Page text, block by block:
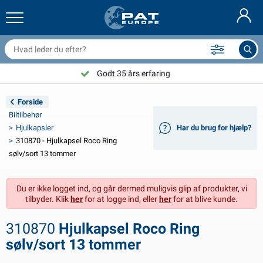
& tilbehør
udstyr til trailer
Belysning
Belysning Aspöck
Belysning Radex
belysning for tilhengere
panel
indvendig
& solprodukter
& 24V tilbehør
og topbetræk
& autocamper udvendig
& bobil invendig
til gas
tilbehør
tilbehør
og beslag
og sjækler
og vedligeholdelse
covers og tilbehør
Brandslukker & brandtæpper
produkter
Nederlands
Deutsch
English
Français
Norsk
Suomalainen
Vælg PAT Europe!
Godt 35 års erfaring
Forside
Biltilbehør
Hjulkapsler
310870 - Hjulkapsel Roco Ring
sølv/sort 13 tommer
Har du brug for hjælp?
Du er ikke logget ind, og går dermed muligvis glip af produkter, vi
tilbyder. Klikherfor at logge ind, ellerherfor at blive kunde.
310870 Hjulkapsel Roco Ring
sølv/sort 13 tommer